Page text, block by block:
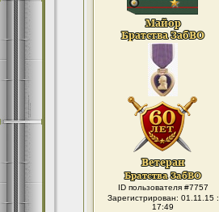
ID пользователя #7757
Зарегистрирован: 01.11.15 :
17:49